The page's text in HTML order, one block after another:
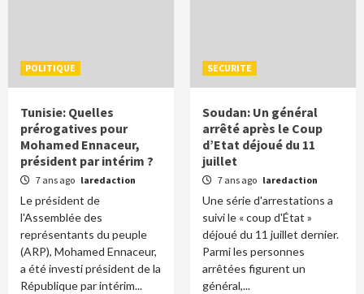
POLITIQUE
Tunisie: Quelles
prérogatives pour
Mohamed Ennaceur,
président par intérim ?
7 ans ago laredaction
Le président de
l'Assemblée des
représentants du peuple
(ARP), Mohamed Ennaceur,
a été investi président de la
République par intérim...
SECURITE
Soudan: Un général
arrêté après le Coup
d’Etat déjoué du 11
juillet
7 ans ago laredaction
Une série d'arrestations a
suivi le « coup d'État »
déjoué du 11 juillet dernier.
Parmi les personnes
arrêtées figurent un
général,...